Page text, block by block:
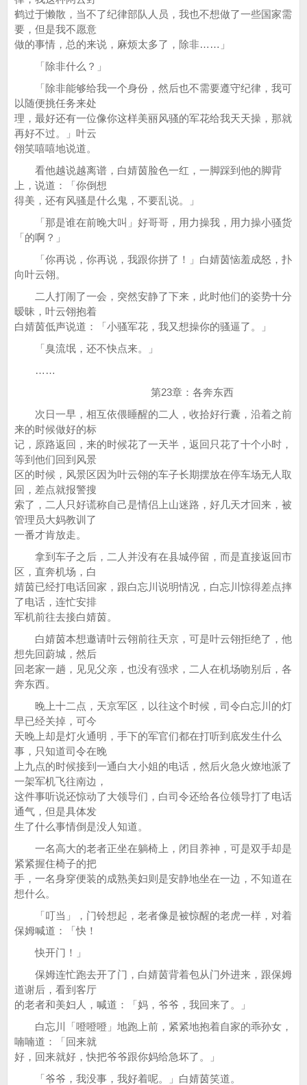
鹤过于懒散，当不了纪律部队人员，我也不想做了一些国家需
要，但是我不愿意
做的事情，总的来说，麻烦太多了，除非……」
「除非什么？」
「除非能够给我一个身份，然后也不需要遵守纪律，我可
以随便挑任务来处
理，最好还有一位像你这样美丽风骚的军花给我天天操，那就
再好不过。」叶云
翎笑嘻嘻地说道。
看他越说越离谱，白婧茵脸色一红，一脚踩到他的脚背
上，说道：「你倒想
得美，还有风骚是什么鬼，不要乱说。」
「那是谁在前晚大叫」好哥哥，用力操我，用力操小骚货
「的啊？」
「你再说，你再说，我跟你拼了！」白婧茵恼羞成怒，扑
向叶云翎。
二人打闹了一会，突然安静了下来，此时他们的姿势十分
暧昧，叶云翎抱着
白婧茵低声说道：「小骚军花，我又想操你的骚逼了。」
「臭流氓，还不快点来。」
……
第23章：各奔东西
次日一早，相互依偎睡醒的二人，收拾好行囊，沿着之前
来的时候做好的标
记，原路返回，来的时候花了一天半，返回只花了十个小时，
等到他们回到风景
区的时候，风景区因为叶云翎的车子长期摆放在停车场无人取
回，差点就报警搜
索了，二人只好谎称自己是情侣上山迷路，好几天才回来，被
管理员大妈教训了
一番才肯放走。
拿到车子之后，二人并没有在县城停留，而是直接返回市
区，直奔机场，白
婧茵已经打电话回家，跟白忘川说明情况，白忘川惊得差点摔
了电话，连忙安排
军机前往去接白婧茵。
白婧茵本想邀请叶云翎前往天京，可是叶云翎拒绝了，他
想先回蔚城，然后
回老家一趟，见见父亲，也没有强求，二人在机场吻别后，各
奔东西。
晚上十二点，天京军区，以往这个时候，司令白忘川的灯
早已经关掉，可今
天晚上却是灯火通明，手下的军官们都在打听到底发生什么
事，只知道司令在晚
上九点的时候接到一通白大小姐的电话，然后火急火燎地派了
一架军机飞往南边，
这件事听说还惊动了大领导们，白司令还给各位领导打了电话
通气，但是具体发
生了什么事情倒是没人知道。
一名高大的老者正坐在躺椅上，闭目养神，可是双手却是
紧紧握住椅子的把
手，一名身穿便装的成熟美妇则是安静地坐在一边，不知道在
想什么。
「叮当」，门铃想起，老者像是被惊醒的老虎一样，对着
保姆喊道：「快！
快开门！」
保姆连忙跑去开了门，白婧茵背着包从门外进来，跟保姆
道谢后，看到客厅
的老者和美妇人，喊道：「妈，爷爷，我回来了。」
白忘川「噔噔噔」地跑上前，紧紧地抱着自家的乖孙女，
喃喃道：「回来就
好，回来就好，快把爷爷跟你妈给急坏了。」
「爷爷，我没事，我好着呢。」白婧茵笑道。